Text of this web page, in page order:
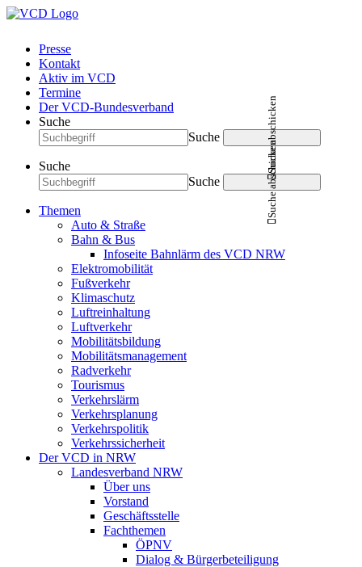
Presse
Kontakt
Aktiv im VCD
Termine
Der VCD-Bundesverband
Suche
Suche
Suche abschicken
Suche
Suche
Suche abschicken
Themen
Auto & Straße
Bahn & Bus
Infoseite Bahnlärm des VCD NRW
Elektromobilität
Fußverkehr
Klimaschutz
Luftreinhaltung
Luftverkehr
Mobilitätsbildung
Mobilitätsmanagement
Radverkehr
Tourismus
Verkehrslärm
Verkehrsplanung
Verkehrspolitik
Verkehrssicherheit
Der VCD in NRW
Landesverband NRW
Über uns
Vorstand
Geschäftsstelle
Fachthemen
ÖPNV
Dialog & Bürgerbeteiligung